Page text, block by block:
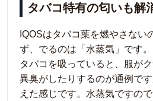
タバコ特有の匂いも解
IQOSはタバコ葉を燃やさない
ず、でるのは「水蒸気」です。
タバコを吸っていると、服が
異臭がしたりするのが通例で
えた感じです。水蒸気ですので